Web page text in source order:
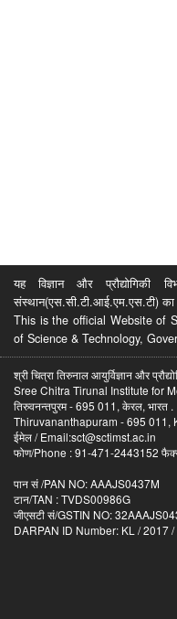
यह विज्ञान और प्रौद्योगिकी
संस्थान(एस.सी.टी.आई.एम.एस.टी)
This is the official Website of
of Science & Technology,
श्री चित्रा तिरुनाल आयुर्विज्ञान और
Sree Chitra Tirunal Institute for
तिरुवनन्तपुरम - 695 011, केरल, भारत .
Thiruvananthapuram - 695 011,
ईमेल / Email:sct@sctimst.ac.in
फोण/Phone : 91-471-2443152
पान सं /PAN NO: AAAJS0437M
टान/TAN : TVDS00986G
जीएसटी सं/GSTIN NO:
DARPAN ID Number: KL / 2017